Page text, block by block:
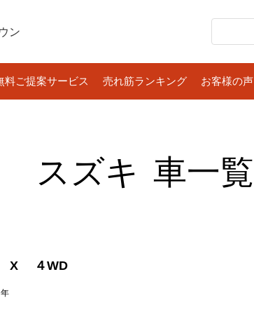
ン
料ご提案サービス 売れ筋ランキング お客様の声
スズキ 車一覧
X ４WD